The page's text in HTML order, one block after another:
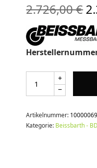
2.726,00€
Artikelnummer: 10000069
Kategorie: Beissbarth -